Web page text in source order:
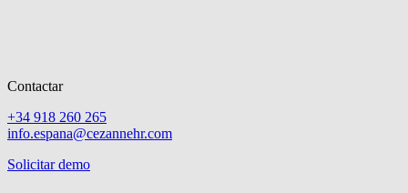
Contactar
+34 918 260 265
info.espana@cezannehr.com
Solicitar demo